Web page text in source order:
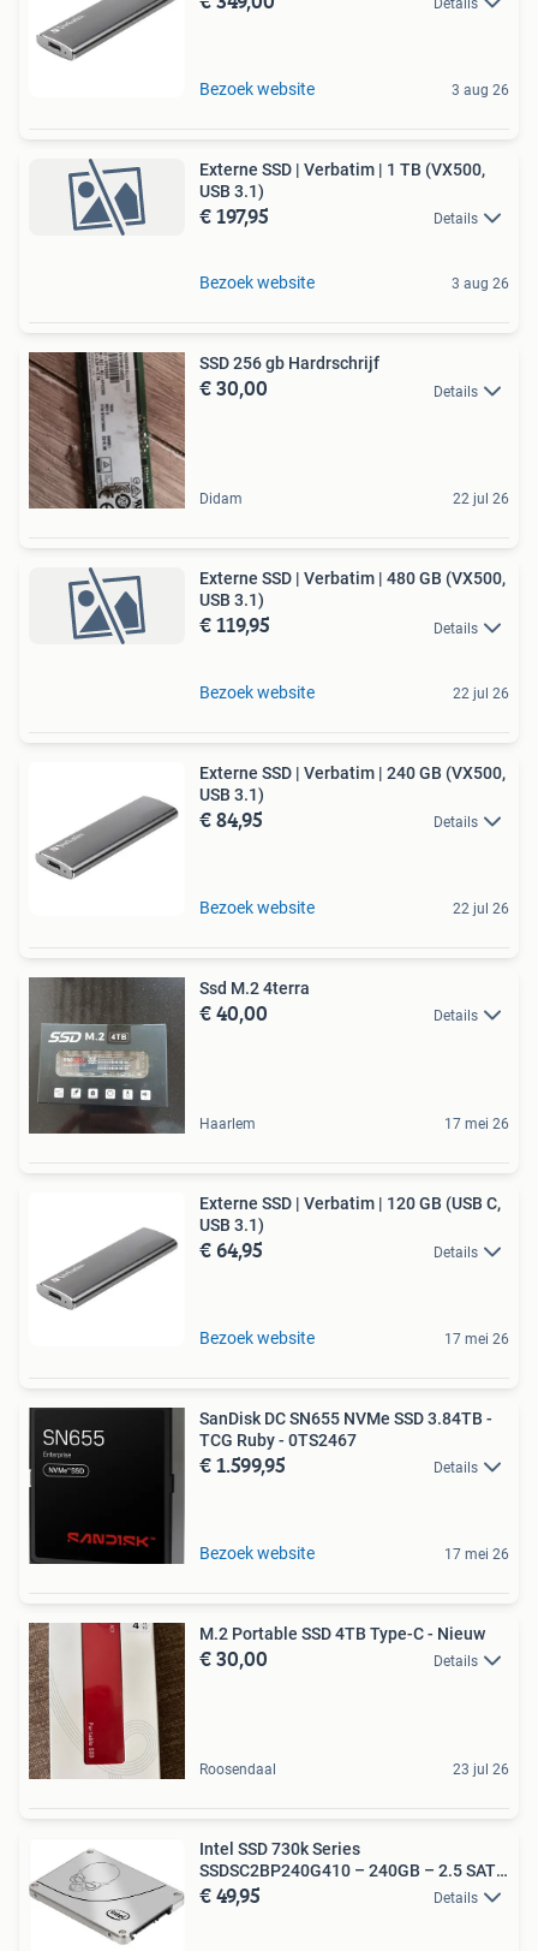
Details
Bezoek website 3 aug 26
Externe SSD | Verbatim | 1 TB (VX500,
USB 3.1)
€ 197,95 Details
Bezoek website 3 aug 26
SSD 256 gb Hardrschrijf
€ 30,00 Details
Didam 22 jul 26
Externe SSD | Verbatim | 480 GB (VX500,
USB 3.1)
€ 119,95 Details
Bezoek website 22 jul 26
Externe SSD | Verbatim | 240 GB (VX500,
USB 3.1)
€ 84,95 Details
Bezoek website 22 jul 26
Ssd M.2 4terra
€ 40,00 Details
Haarlem 17 mei 26
Externe SSD | Verbatim | 120 GB (USB C,
USB 3.1)
€ 64,95 Details
Bezoek website 17 mei 26
SanDisk DC SN655 NVMe SSD 3.84TB -
TCG Ruby - 0TS2467
€ 1.599,95 Details
Bezoek website 17 mei 26
M.2 Portable SSD 4TB Type-C - Nieuw
€ 30,00 Details
Roosendaal 23 jul 26
Intel SSD 730k Series
SSDSC2BP240G410 – 240GB – 2.5 SATA
–
€ 49,95 Details